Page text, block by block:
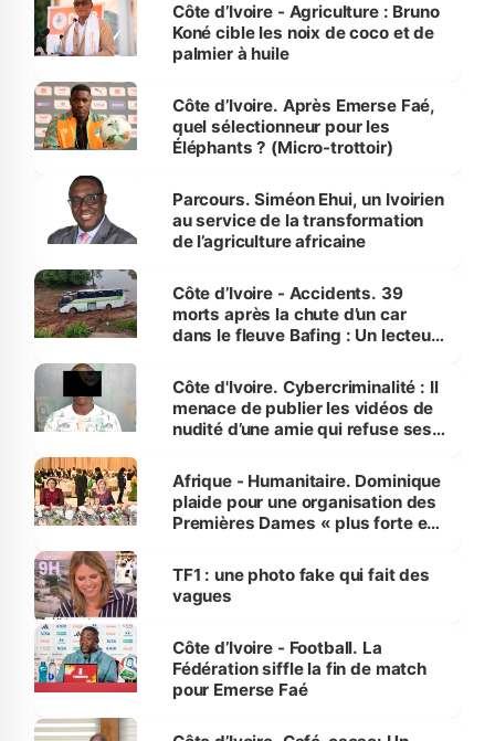
Côte d’Ivoire - Agriculture : Bruno
Koné cible les noix de coco et de
palmier à huile
Côte d’Ivoire. Après Emerse Faé,
quel sélectionneur pour les
Éléphants ? (Micro-trottoir)
Parcours. Siméon Ehui, un Ivoirien
au service de la transformation
de l’agriculture africaine
Côte d’Ivoire - Accidents. 39
morts après la chute d’un car
dans le fleuve Bafing : Un lecteur
des Transports
Côte d'Ivoire. Cybercriminalité : Il
menace de publier les vidéos de
nudité d’une amie qui refuse ses
Afrique - Humanitaire. Dominique
plaide pour une organisation des
Premières Dames « plus forte et
sur la scène internationale »
TF1 : une photo fake qui fait des
vagues
Côte d’Ivoire - Football. La
Fédération siffle la fin de match
pour Emerse Faé